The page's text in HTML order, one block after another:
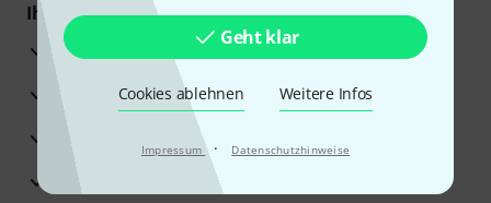
Geht klar
Cookies ablehnen Weitere Infos
Impressum · Datenschutzhinweise
Ihre Vorteile
3 Jahre Thomann Garantie
30 Tage Money-Back-Garantie
Beratung durch Fachexperten